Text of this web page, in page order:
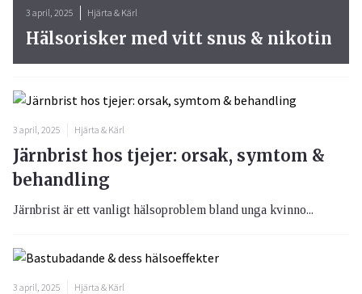
3 april, 2025 Hjärta & Kärl
Hälsorisker med vitt snus & nikotin
3 april, 2025 Hjärta & Kärl
Järnbrist hos tjejer: orsak, symtom &
behandling
Järnbrist är ett vanligt hälsoproblem bland unga kvinno...
3 april, 2025 Hjärta & Kärl